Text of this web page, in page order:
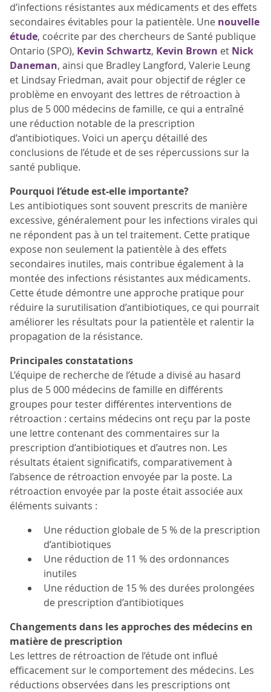
d’infections résistantes aux médicaments et des effets
secondaires évitables pour la patientèle. Une nouvelle
étude, coécrite par des chercheurs de Santé publique
Ontario (SPO), Kevin Schwartz, Kevin Brown et Nick
Daneman, ainsi que Bradley Langford, Valerie Leung
et Lindsay Friedman, avait pour objectif de régler ce
problème en envoyant des lettres de rétroaction à
plus de 5 000 médecins de famille, ce qui a entraîné
une réduction notable de la prescription
d’antibiotiques. Voici un aperçu détaillé des
conclusions de l’étude et de ses répercussions sur la
santé publique.
Pourquoi l’étude est-elle importante?
Les antibiotiques sont souvent prescrits de manière
excessive, généralement pour les infections virales qui
ne répondent pas à un tel traitement. Cette pratique
expose non seulement la patientèle à des effets
secondaires inutiles, mais contribue également à la
montée des infections résistantes aux médicaments.
Cette étude démontre une approche pratique pour
réduire la surutilisation d’antibiotiques, ce qui pourrait
améliorer les résultats pour la patientèle et ralentir la
propagation de la résistance.
Principales constatations
L’équipe de recherche de l’étude a divisé au hasard
plus de 5 000 médecins de famille en différents
groupes pour tester différentes interventions de
rétroaction : certains médecins ont reçu par la poste
une lettre contenant des commentaires sur la
prescription d’antibiotiques et d’autres non. Les
résultats étaient significatifs, comparativement à
l’absence de rétroaction envoyée par la poste. La
rétroaction envoyée par la poste était associée aux
éléments suivants :
Une réduction globale de 5 % de la prescription
d’antibiotiques
Une réduction de 11 % des ordonnances
inutiles
Une réduction de 15 % des durées prolongées
de prescription d’antibiotiques
Changements dans les approches des médecins en
matière de prescription
Les lettres de rétroaction de l’étude ont influé
efficacement sur le comportement des médecins. Les
réductions observées dans les prescriptions ont